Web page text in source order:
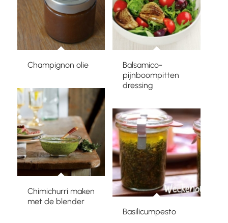
Champignon olie
Balsamico-
pijnboompitten
dressing
Chimichurri maken
met de blender
Basilicumpesto